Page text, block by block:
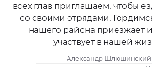
всех глав приглашаем, чтобы
со своими отрядами.
нашего района приезжает
участвует в нашей
Александр Шлюшинский